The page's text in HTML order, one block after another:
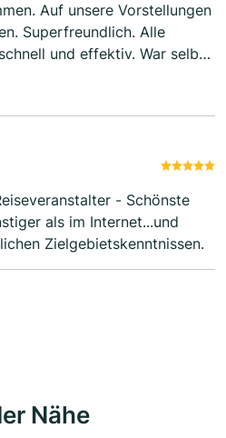
Auf unsere Vorstellungen
Superfreundlich. Alle
und effektiv. War selbst
Wir kommen
- Schönste
als im Internet...und
Zielgebietskenntnissen.
Nähe